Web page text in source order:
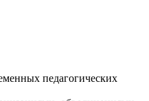
педагогических